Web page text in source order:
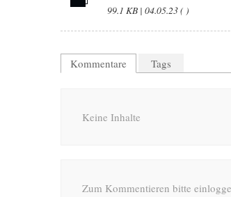
99.1 KB | 04.05.23 ( )
Kommentare Tags
Keine Inhalte
Zum Kommentieren bitte